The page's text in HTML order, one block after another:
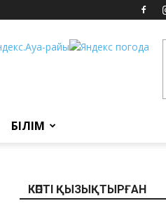
БІЛІМ
КӨПТІ ҚЫЗЫҚТЫРҒАН